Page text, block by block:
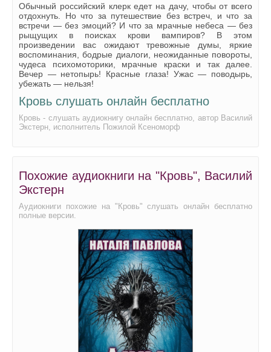
Обычный российский клерк едет на дачу, чтобы от всего
отдохнуть. Но что за путешествие без встреч, и что за
встречи — без эмоций? И что за мрачные небеса — без
рыщущих в поисках крови вампиров? В этом
произведении вас ожидают тревожные думы, яркие
воспоминания, бодрые диалоги, неожиданные повороты,
чудеса психомоторики, мрачные краски и так далее.
Вечер — нетопырь! Красные глаза! Ужас — поводырь,
убежать — нельзя!
Кровь слушать онлайн бесплатно
Кровь - слушать аудиокнигу онлайн бесплатно, автор Василий
Экстерн, исполнитель Пожилой Ксеноморф
Похожие аудиокниги на "Кровь", Василий
Экстерн
Аудиокниги похожие на "Кровь" слушать онлайн бесплатно
полные версии.